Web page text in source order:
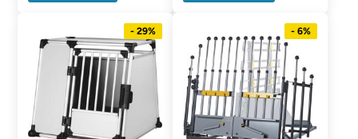
- 29% - 6%